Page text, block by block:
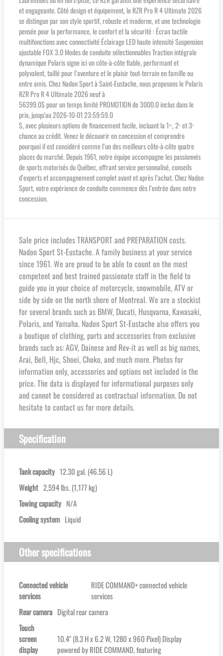
et engageante. Côté design et équipement, le RZR Pro R 4 Ultimate 2026
se distingue par son style sportif, robuste et moderne, et une technologie
pensée pour la performance, le confort et la sécurité : Écran tactile
multifonctions avec connectivité Éclairage LED haute intensité Suspension
ajustable FOX 3.0 Modes de conduite sélectionnables Traction intégrale
dynamique Polaris signe ici un côte-à-côte fiable, performant et
polyvalent, taillé pour l’aventure et le plaisir tout-terrain en famille ou
entre amis. Chez Nadon Sport à Saint-Eustache, nous proposons le Polaris
RZR Pro R 4 Ultimate 2026 neuf à
56399.0$ pour un temps limité PROMOTION de 3000.0 inclus dans le
prix, jusqu'au 2026-10-01 23:59:59.0
$, avec plusieurs options de financement facile, incluant la 1ʳᵉ, 2ᵉ et 3ᵉ
chance au crédit. Venez le découvrir en concession et comprendre
pourquoi il est considéré comme l’un des meilleurs côte-à-côte quatre
places du marché. Depuis 1961, notre équipe accompagne les passionnés
de sports motorisés du Québec, offrant service personnalisé, conseils
d’experts et accompagnement complet avant et après l’achat. Chez Nadon
Sport, votre expérience de conduite commence dès l’entrée dans notre
concession.
Sale price includes TRANSPORT and PREPARATION costs.
Nadon Sport St-Eustache. A family business at your service
since 1961. We are proud to be able to count on the most
competent and best trained passionate staff in the field to
guide you in your choice of motorcycle, snowmobile, ATV or
side by side on the north shore of Montreal. We are a stockist
for several brands such as BMW, Ducati, Husqvarna, Kawasaki,
Polaris, and Yamaha. Nadon Sport St-Eustache also offers you
a boutique of clothing, parts and accessories from exclusive
brands such as: AGV, Dainese and Rev-it as well as big names,
Arai, Bell, Hjc, Shoei, Choko, and much more. Photos for
information only, accessories and options not included in the
price. The data is displayed for informational purposes only
and cannot be considered as contractual information. Do not
hesitate to contact us for more details.
Specification
Tank capacity 12.30 gal. (46.56 L)
Weight 2,594 lbs. (1,177 kg)
Towing capacity N/A
Cooling system Liquid
Other specifications
Connected vehicle
services
RIDE COMMAND+ connected vehicle
services
Rear camera Digital rear camera
Touch
screen
display
10.4'' (8.3 H x 6.2 W, 1280 x 960 Pixel) Display
powered by RIDE COMMAND, featuring